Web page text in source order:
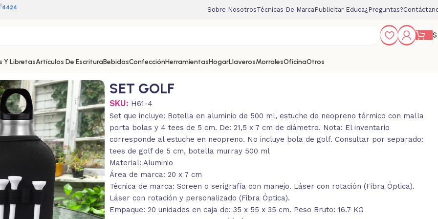
4424 Sobre NosotrosTécnicas De MarcaPublicitar Educa¿Preguntas?
$
Y LibretasArtículos De EscrituraBebidasConfecciónHerramientasHogarLlaverosMorralesOficinaOtros
SET GOLF
SKU: H61-4
Set que incluye: Botella en aluminio de 500 ml, estuche de neopreno térmico con malla
porta bolas y 4 tees de 5 cm. De: 21,5 x 7 cm de diámetro. Nota: El inventario
corresponde al estuche en neopreno. No incluye bola de golf. Consultar por separado:
tees de golf de 5 cm, botella murray 500 ml
Material: Aluminio
Área de marca: 20 x 7 cm
Técnica de marca: Screen o serigrafía con manejo. Láser con rotación (Fibra Óptica).
Láser con rotación y personalizado (Fibra Óptica).
Empaque: 20 unidades en caja de: 35 x 55 x 35 cm. Peso Bruto: 16.7 KG